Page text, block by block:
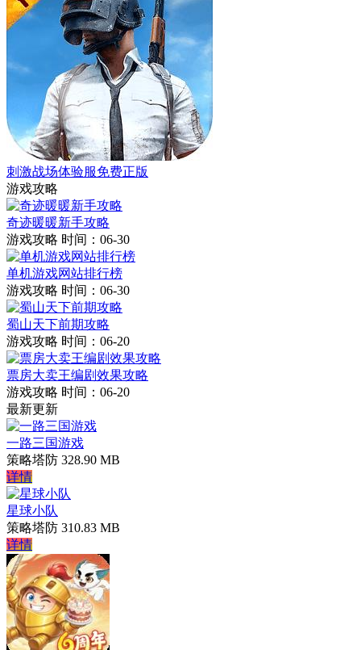
刺激战场体验服免费正版
游戏攻略
奇迹暖暖新手攻略
游戏攻略 时间：06-30
单机游戏网站排行榜
游戏攻略 时间：06-30
蜀山天下前期攻略
游戏攻略 时间：06-20
票房大卖王编剧效果攻略
游戏攻略 时间：06-20
最新更新
一路三国游戏
策略塔防 328.90 MB
详情
星球小队
策略塔防 310.83 MB
详情